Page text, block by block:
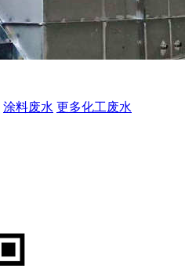
涂料废水 更多化工废水